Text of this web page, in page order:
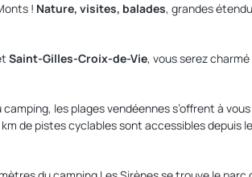
! Nature, visites, balades, grandes
Saint-Gilles-Croix-de-Vie, vous serez
les plages vendéennes s’offrent à
de pistes cyclables sont accessibles